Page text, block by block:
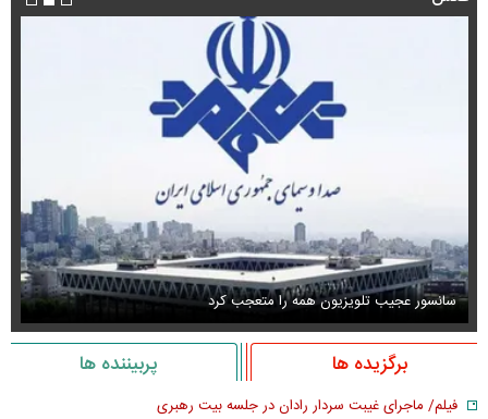
سانسور عجیب تلویزیون همه را متعجب کرد
برگزیده ها پربیننده ها
فیلم/ ماجرای غیبت سردار رادان در جلسه بیت رهبری